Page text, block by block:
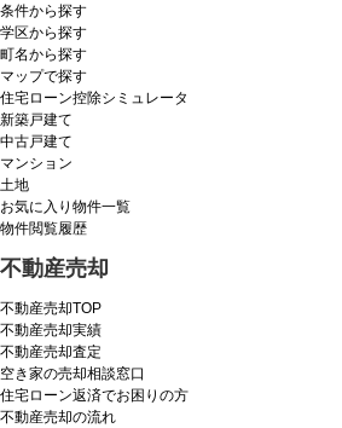
条件から探す
学区から探す
町名から探す
マップで探す
住宅ローン控除シミュレータ
新築戸建て
中古戸建て
マンション
土地
お気に入り物件一覧
物件閲覧履歴
不動産売却
不動産売却TOP
不動産売却実績
不動産売却査定
空き家の売却相談窓口
住宅ローン返済でお困りの方
不動産売却の流れ